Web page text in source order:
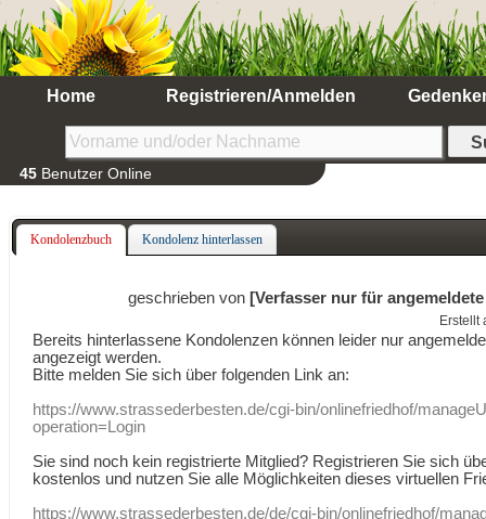
Home Registrieren/Anmelden
45 Benutzer Online
Kondolenzbuch Kondolenz hinterlassen
geschrieben von [Verfasser nur für
Erstellt
Bereits hinterlassene Kondolenzen können leider nur
angezeigt werden.
Bitte melden Sie sich über folgenden Link an:
https://www.strassederbesten.de/cgi-bin/onlinefriedhof/
operation=Login
Sie sind noch kein registrierte Mitglied? Registrieren Sie sich
kostenlos und nutzen Sie alle Möglichkeiten dieses virtuellen
https://www.strassederbesten.de/de/cgi-bin/onlinefriedhof/